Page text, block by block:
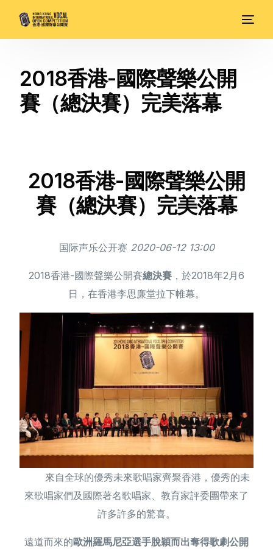
2018香港-國際聲樂公開
賽（總決賽）完美落幕
2018香港-國際聲樂公開
賽（總決賽）完美落幕
国际声乐公开赛 2020-06-12 13:00
2018香港-國際聲樂公開賽總決賽 ，於2018年2月6
日，在香港李思廉堂拉下帷幕。
來自全球的優秀未來歌唱家齊聚香港，優秀的未
來歌唱家們及國際著名歌唱家、教育家評委團帶來了
許多許多的驚喜。
遠道而來的歐洲羅馬尼亞選手脫穎而出奪得歌劇公開
简体中文